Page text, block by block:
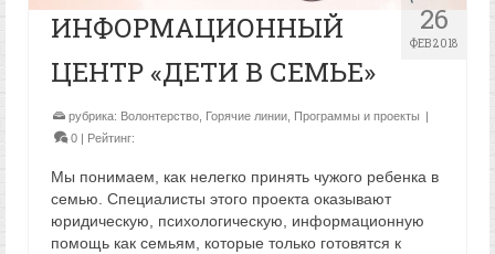
26
ФЕВ 2018
ИНФОРМАЦИОННЫЙ
ЦЕНТР «ДЕТИ В СЕМЬЕ»
рубрика: Волонтерство, Горячие линии, Программы и проекты
0
| Рейтинг:
Мы понимаем, как нелегко принять чужого ребенка в
семью. Специалисты этого проекта оказывают
юридическую, психологическую, информационную
помощь как семьям, которые только готовятся к